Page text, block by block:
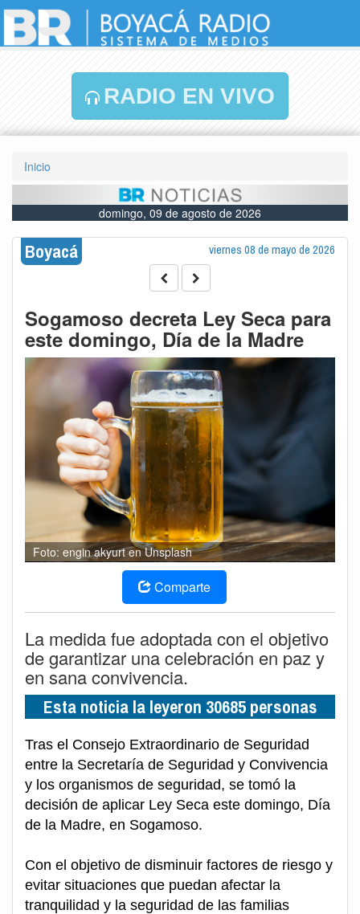
RADIO EN VIVO
Inicio
domingo, 09 de agosto de 2026
Boyacá viernes 08 de mayo de 2026
Sogamoso decreta Ley Seca para
este domingo, Día de la Madre
Foto: engin akyurt en Unsplash
Comparte
La medida fue adoptada con el objetivo
de garantizar una celebración en paz y
en sana convivencia.
Esta noticia la leyeron 30685 personas
Tras el Consejo Extraordinario de Seguridad
entre la Secretaría de Seguridad y Convivencia
y los organismos de seguridad, se tomó la
decisión de aplicar Ley Seca este domingo, Día
de la Madre, en Sogamoso.
Con el objetivo de disminuir factores de riesgo y
evitar situaciones que puedan afectar la
tranquilidad y la seguridad de las familias